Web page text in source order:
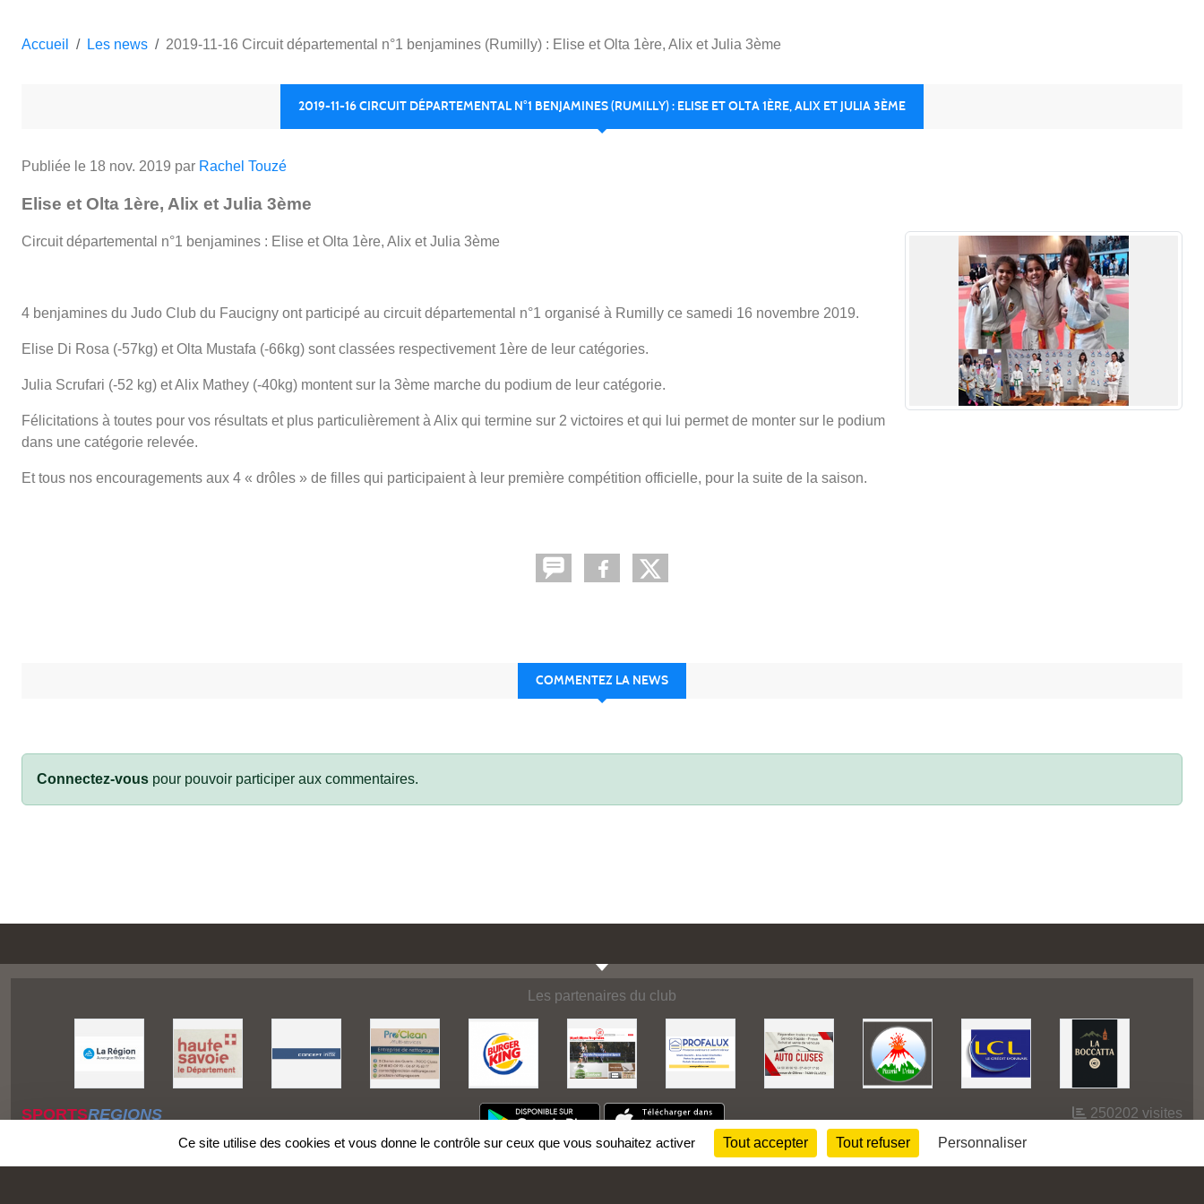
Accueil Les news 2019-11-16 Circuit départemental n°1 benjamines (Rumilly) : Elise et Olta 1ère, Alix et Julia 3ème
2019-11-16 CIRCUIT DÉPARTEMENTAL N°1 BENJAMINES (RUMILLY) : ELISE ET OLTA 1ÈRE, ALIX ET JULIA 3ÈME
Publiée le 18 nov. 2019 par Rachel Touzé
Elise et Olta 1ère, Alix et Julia 3ème
Circuit départemental n°1 benjamines : Elise et Olta 1ère, Alix et Julia 3ème
4 benjamines du Judo Club du Faucigny ont participé au circuit départemental n°1 organisé à Rumilly ce samedi 16 novembre 2019.
Elise Di Rosa (-57kg) et Olta Mustafa (-66kg) sont classées respectivement 1ère de leur catégories.
Julia Scrufari (-52 kg) et Alix Mathey (-40kg) montent sur la 3ème marche du podium de leur catégorie.
Félicitations à toutes pour vos résultats et plus particulièrement à Alix qui termine sur 2 victoires et qui lui permet de monter sur le podium
dans une catégorie relevée.
Et tous nos encouragements aux 4 « drôles » de filles qui participaient à leur première compétition officielle, pour la suite de la saison.
COMMENTEZ LA NEWS
Connectez-vous pour pouvoir participer aux commentaires.
Les partenaires du club
SPORTSREGIONS 250202 visites
Ce site utilise des cookies et vous donne le contrôle sur ceux que vous souhaitez activer Tout accepter Tout refuser Personnaliser